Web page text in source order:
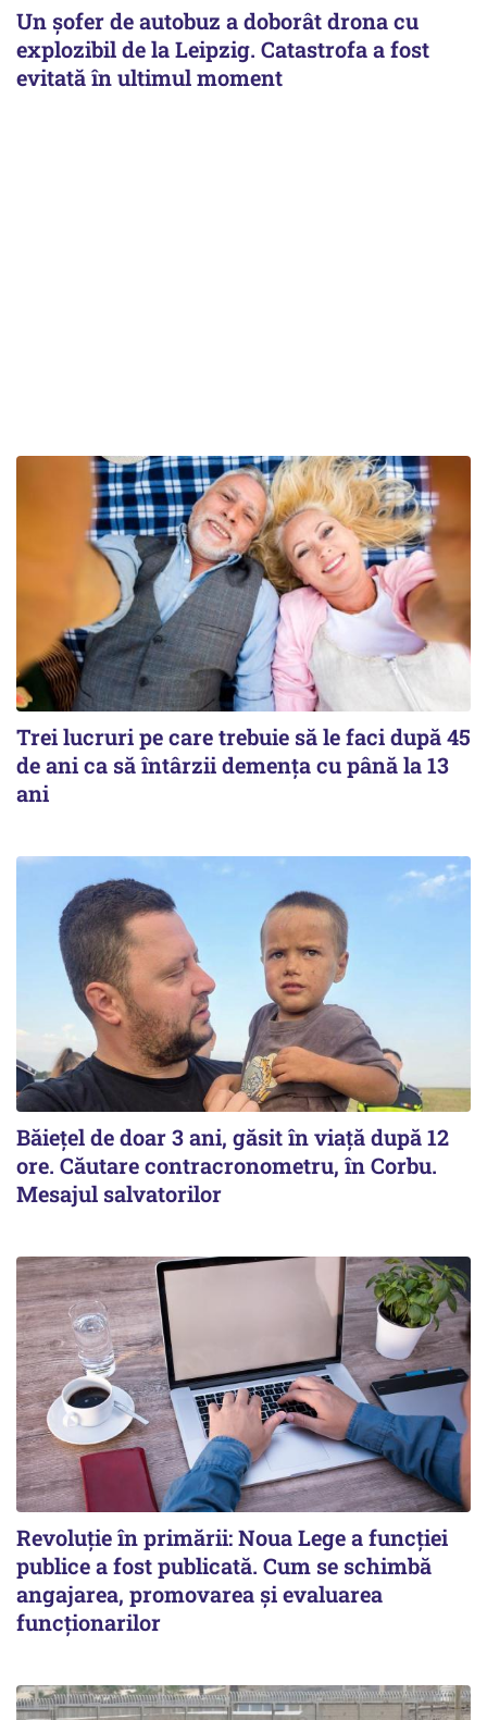
Un șofer de autobuz a doborât drona cu
explozibil de la Leipzig. Catastrofa a fost
evitată în ultimul moment
Trei lucruri pe care trebuie să le faci după 45
de ani ca să întârzii demența cu până la 13
ani
Băiețel de doar 3 ani, găsit în viață după 12
ore. Căutare contracronometru, în Corbu.
Mesajul salvatorilor
Revoluție în primării: Noua Lege a funcției
publice a fost publicată. Cum se schimbă
angajarea, promovarea și evaluarea
funcționarilor